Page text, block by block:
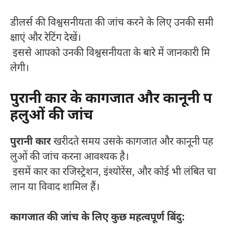
डीलर्स की विश्वसनीयता की जांच करने के लिए उनकी समी
क्षाएं और रेटिंग देखें।
इससे आपको उनकी विश्वसनीयता के बारे में जानकारी मि
लेगी।
पुरानी कार के कागजात और कानूनी प
हलुओं की जांच
पुरानी कारखरीदते समय उसके कागजात और कानूनी पह
लुओं की जांच करना आवश्यक है।
इसमें कार का रजिस्ट्रेशन, इंश्योरेंस, और कोई भी लंबित चा
लान या विवाद शामिल हैं।
कागजात की जांच के लिए कुछ महत्वपूर्ण बिंदु: